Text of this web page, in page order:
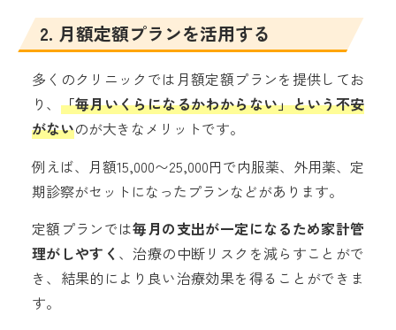
2. 月額定額プランを活用する
多くのクリニックでは月額定額プランを提供してお
り、 「毎月いくらになるかわからない」という不安
がないのが大きなメリットです。
例えば、月額15,000〜25,000円で内服薬、外用薬、定
期診察がセットになったプランなどがあります。
定額プランでは毎月の支出が一定になるため家計管
理がしやすく 、治療の中断リスクを減らすことがで
き、結果的により良い治療効果を得ることができま
す。